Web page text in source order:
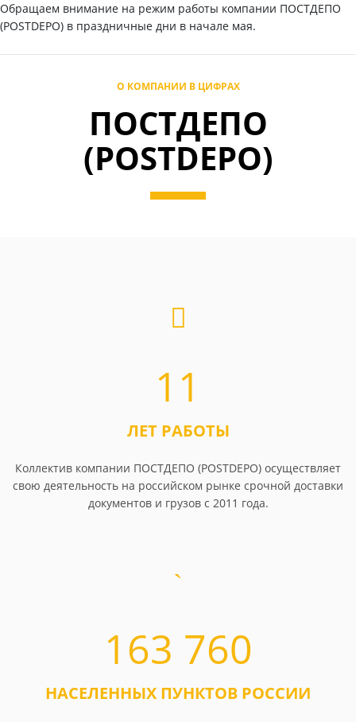
Обращаем внимание на режим работы компании ПОСТДЕПО
(POSTDEPO) в праздничные дни в начале мая.
О КОМПАНИИ В ЦИФРАХ
ПОСТДЕПО
(POSTDEPO)
11
ЛЕТ РАБОТЫ
Коллектив компании ПОСТДЕПО (POSTDEPO) осуществляет
свою деятельность на российском рынке срочной доставки
документов и грузов с 2011 года.
163 760
НАСЕЛЕННЫХ ПУНКТОВ РОССИИ